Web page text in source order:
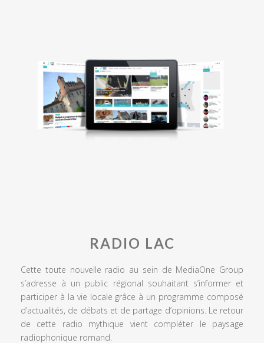
RADIO LAC
Cette toute nouvelle radio au sein de MediaOne Group
s’adresse à un public régional souhaitant s’informer et
participer à la vie locale grâce à un programme composé
d’actualités, de débats et de partage d’opinions. Le retour
de cette radio mythique vient compléter le paysage
radiophonique romand.